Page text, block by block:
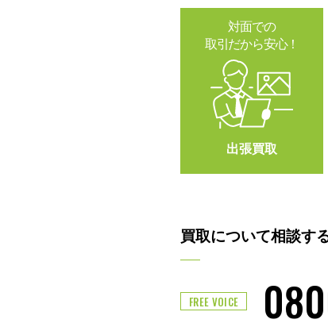
対面での
取引だから安心！
出張買取
買取について相談す
FREE VOICE